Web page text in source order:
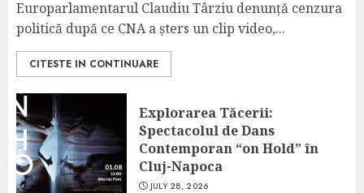
Europarlamentarul Claudiu Târziu denunță cenzura
politică după ce CNA a șters un clip video,...
CITESTE IN CONTINUARE
Explorarea Tăcerii:
Spectacolul de Dans
Contemporan “on Hold” în
Cluj-Napoca
JULY 28, 2026